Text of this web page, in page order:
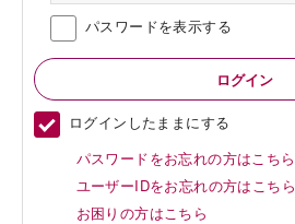
パスワードを表示する
ログインしたままにする
パスワードをお忘れの方はこちら
ユーザーIDをお忘れの方はこちら
お困りの方はこちら